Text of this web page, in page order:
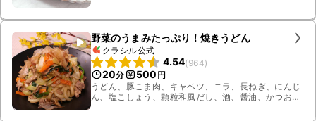
野菜のうまみたっぷり！焼きうどん
クラシル公式
4.54(964)
20分 500 円
うどん、豚こま肉、キャベツ、ニラ、長ねぎ、にんじ
ん、塩こしょう、顆粒和風だし、酒、醤油、かつお